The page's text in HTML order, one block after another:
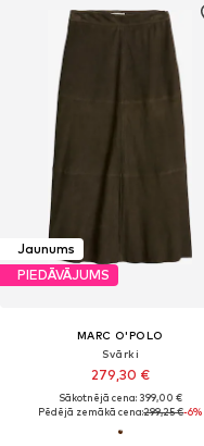
Jaunums
PIEDĀVĀJUMS
MARC O'POLO
Svārki
279,30 €
Sākotnējā cena: 399,00 €
Pēdējā zemākā cena:299,25 €-6%